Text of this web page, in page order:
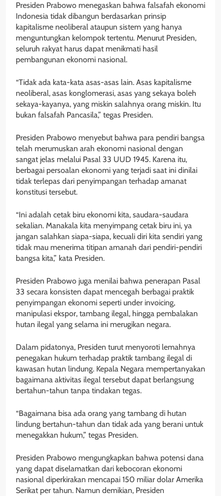
Presiden Prabowo menegaskan bahwa falsafah ekonomi
Indonesia tidak dibangun berdasarkan prinsip
kapitalisme neoliberal ataupun sistem yang hanya
menguntungkan kelompok tertentu. Menurut Presiden,
seluruh rakyat harus dapat menikmati hasil
pembangunan ekonomi nasional.
“Tidak ada kata-kata asas-asas lain. Asas kapitalisme
neoliberal, asas konglomerasi, asas yang sekaya boleh
sekaya-kayanya, yang miskin salahnya orang miskin. Itu
bukan falsafah Pancasila,” tegas Presiden.
Presiden Prabowo menyebut bahwa para pendiri bangsa
telah merumuskan arah ekonomi nasional dengan
sangat jelas melalui Pasal 33 UUD 1945. Karena itu,
berbagai persoalan ekonomi yang terjadi saat ini dinilai
tidak terlepas dari penyimpangan terhadap amanat
konstitusi tersebut.
“Ini adalah cetak biru ekonomi kita, saudara-saudara
sekalian. Manakala kita menyimpang cetak biru ini, ya
jangan salahkan siapa-siapa, kecuali diri kita sendiri yang
tidak mau menerima titipan amanah dari pendiri-pendiri
bangsa kita,” kata Presiden.
Presiden Prabowo juga menilai bahwa penerapan Pasal
33 secara konsisten dapat mencegah berbagai praktik
penyimpangan ekonomi seperti under invoicing,
manipulasi ekspor, tambang ilegal, hingga pembalakan
hutan ilegal yang selama ini merugikan negara.
Dalam pidatonya, Presiden turut menyoroti lemahnya
penegakan hukum terhadap praktik tambang ilegal di
kawasan hutan lindung. Kepala Negara mempertanyakan
bagaimana aktivitas ilegal tersebut dapat berlangsung
bertahun-tahun tanpa tindakan tegas.
“Bagaimana bisa ada orang yang tambang di hutan
lindung bertahun-tahun dan tidak ada yang berani untuk
menegakkan hukum,” tegas Presiden.
Presiden Prabowo mengungkapkan bahwa potensi dana
yang dapat diselamatkan dari kebocoran ekonomi
nasional diperkirakan mencapai 150 miliar dolar Amerika
Serikat per tahun. Namun demikian, Presiden